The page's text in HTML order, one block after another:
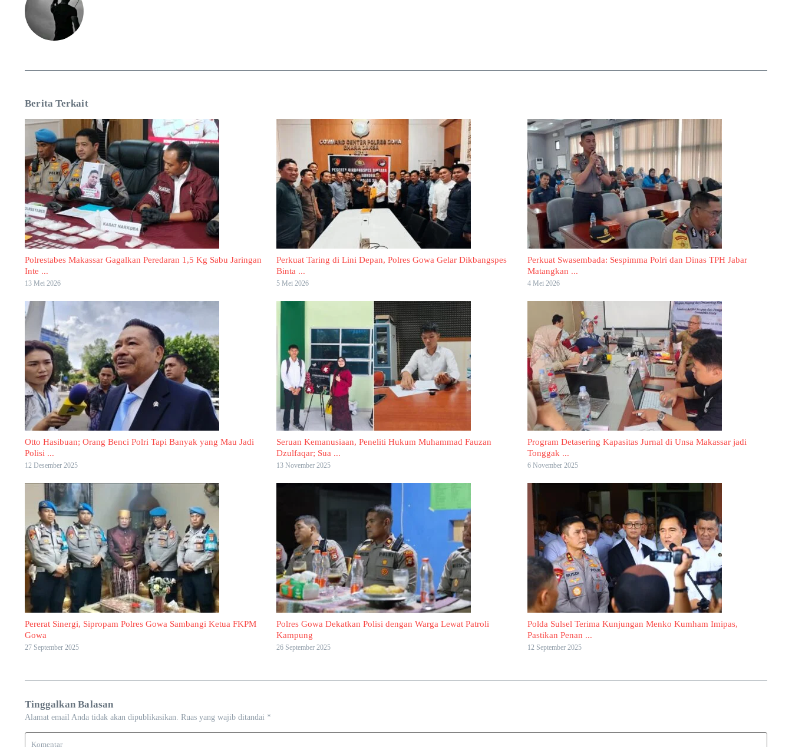
Berita Terkait
Polrestabes Makassar Gagalkan Peredaran 1,5 Kg Sabu Jaringan
Inte ...
13 Mei 2026
Perkuat Taring di Lini Depan, Polres Gowa Gelar Dikbangspes
Binta ...
5 Mei 2026
Perkuat Swasembada: Sespimma Polri dan Dinas TPH Jabar
Matangkan ...
4 Mei 2026
Otto Hasibuan; Orang Benci Polri Tapi Banyak yang Mau Jadi
Polisi ...
12 Desember 2025
Seruan Kemanusiaan, Peneliti Hukum Muhammad Fauzan
Dzulfaqar; Sua ...
13 November 2025
Program Detasering Kapasitas Jurnal di Unsa Makassar jadi
Tonggak ...
6 November 2025
Pererat Sinergi, Sipropam Polres Gowa Sambangi Ketua FKPM
Gowa
27 September 2025
Polres Gowa Dekatkan Polisi dengan Warga Lewat Patroli
Kampung
26 September 2025
Polda Sulsel Terima Kunjungan Menko Kumham Imipas,
Pastikan Penan ...
12 September 2025
Tinggalkan Balasan
Alamat email Anda tidak akan dipublikasikan. Ruas yang wajib ditandai *